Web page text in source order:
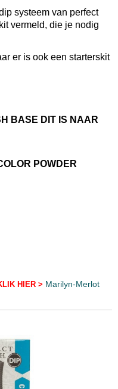
systeem van perfect
vermeld, die je nodig
er is ook een starterskit
BASE DIT IS NAAR
POWDER
HIER > Marilyn-Merlot